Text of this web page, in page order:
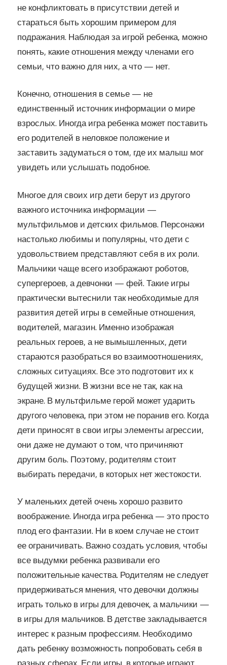
не конфликтовать в присутствии детей и
стараться быть хорошим примером для
подражания. Наблюдая за игрой ребенка, можно
понять, какие отношения между членами его
семьи, что важно для них, а что — нет.
Конечно, отношения в семье — не
единственный источник информации о мире
взрослых. Иногда игра ребенка может поставить
его родителей в неловкое положение и
заставить задуматься о том, где их малыш мог
увидеть или услышать подобное.
Многое для своих игр дети берут из другого
важного источника информации —
мультфильмов и детских фильмов. Персонажи
настолько любимы и популярны, что дети с
удовольствием представляют себя в их роли.
Мальчики чаще всего изображают роботов,
супергероев, а девчонки — фей. Такие игры
практически вытеснили так необходимые для
развития детей игры в семейные отношения,
водителей, магазин. Именно изображая
реальных героев, а не вымышленных, дети
стараются разобраться во взаимоотношениях,
сложных ситуациях. Все это подготовит их к
будущей жизни. В жизни все не так, как на
экране. В мультфильме герой может ударить
другого человека, при этом не поранив его. Когда
дети приносят в свои игры элементы агрессии,
они даже не думают о том, что причиняют
другим боль. Поэтому, родителям стоит
выбирать передачи, в которых нет жестокости.
У маленьких детей очень хорошо развито
воображение. Иногда игра ребенка — это просто
плод его фантазии. Ни в коем случае не стоит
ее ограничивать. Важно создать условия, чтобы
все выдумки ребенка развивали его
положительные качества. Родителям не следует
придерживаться мнения, что девочки должны
играть только в игры для девочек, а мальчики —
в игры для мальчиков. В детстве закладывается
интерес к разным профессиям. Необходимо
дать ребенку возможность попробовать себя в